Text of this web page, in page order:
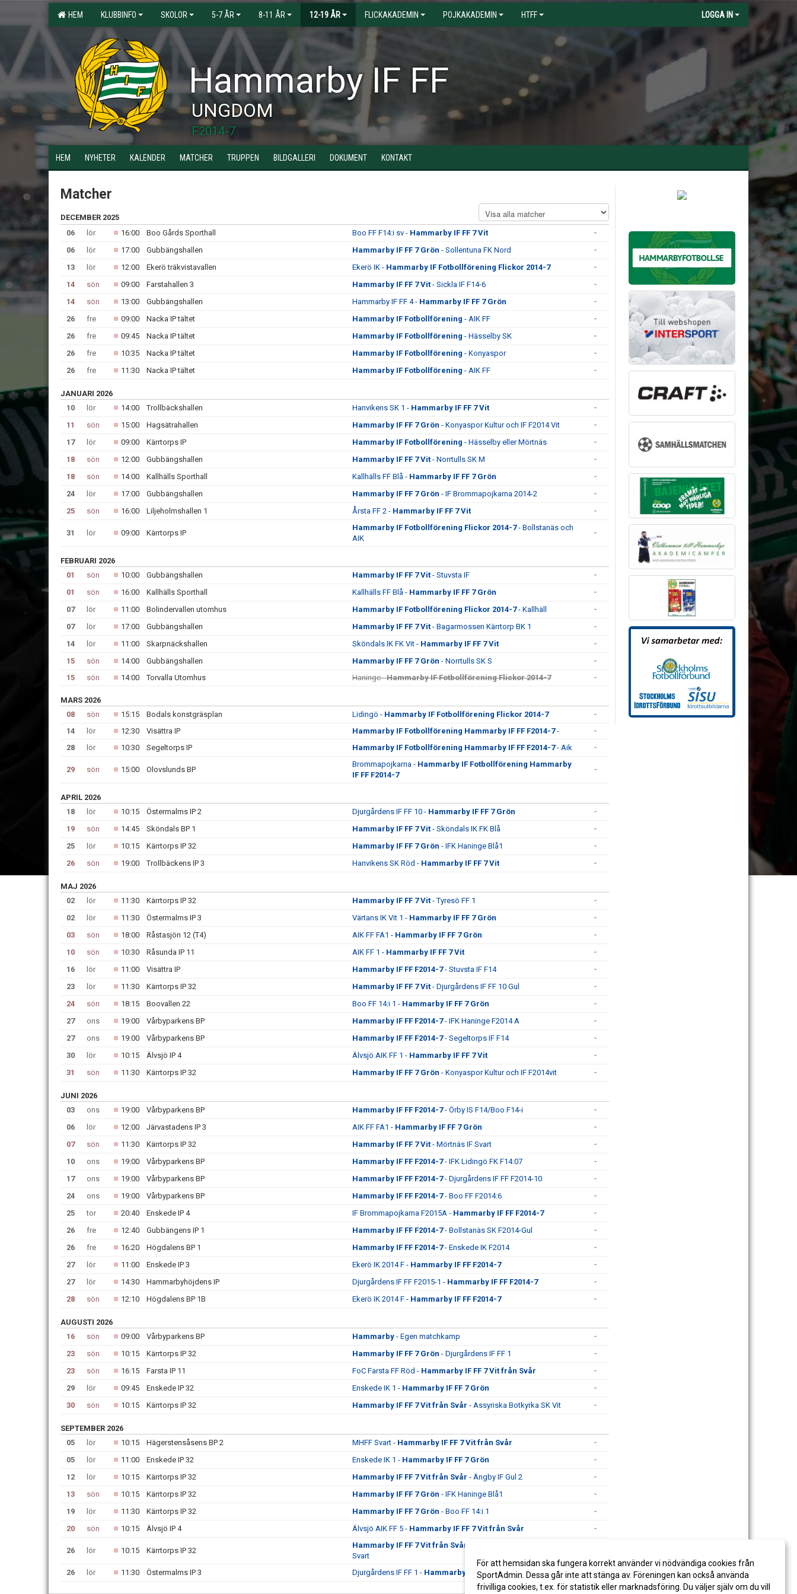
HEM KLUBBINFO SKOLOR 5-7 ÅR 8-11 ÅR 12-19 ÅR FLICKAKADEMIN POJKAKADEMIN HTFF LOGGA IN
Hammarby IF FF
UNGDOM
F2014-7
HEM NYHETER KALENDER MATCHER TRUPPEN BILDGALLERI DOKUMENT KONTAKT
Matcher
DECEMBER 2025
06
lör 16:00 Boo Gårds Sporthall Boo FF F14:i sv - Hammarby IF FF 7 Vit
-
06
lör 17:00 Gubbängshallen Hammarby IF FF 7 Grön - Sollentuna FK Nord
-
13
lör 12:00 Ekerö träkvistavallen Ekerö IK - Hammarby IF Fotbollförening Flickor 2014-7
-
14
sön 09:00 Farstahallen 3 Hammarby IF FF 7 Vit - Sickla IF F14-6
-
14
sön 13:00 Gubbängshallen Hammarby IF FF 4 - Hammarby IF FF 7 Grön
-
26
fre 09:00 Nacka IP tältet Hammarby IF Fotbollförening - AIK FF
-
26
fre 09:45 Nacka IP tältet Hammarby IF Fotbollförening - Hässelby SK
-
26
fre 10:35 Nacka IP tältet Hammarby IF Fotbollförening - Konyaspor
-
26
fre 11:30 Nacka IP tältet Hammarby IF Fotbollförening - AIK FF -
JANUARI 2026
10
lör 14:00Trollbäckshallen Hanvikens SK 1 - Hammarby IF FF 7 Vit
-
11
sön 15:00 Hagsätrahallen Hammarby IF FF 7 Grön - Konyaspor Kultur och IF F2014 Vit
-
17
lör 09:00 Kärrtorps IP Hammarby IF Fotbollförening - Hässelby eller Mörtnäs
-
18
sön 12:00 Gubbängshallen Hammarby IF FF 7 Vit - Norrtulls SK M
-
18
sön 14:00 Kallhälls Sporthall Kallhälls FF Blå - Hammarby IF FF 7 Grön
-
24
lör 17:00 Gubbängshallen Hammarby IF FF 7 Grön - IF Brommapojkarna 2014-2
-
25
sön 16:00 Liljeholmshallen 1 Årsta FF 2 - Hammarby IF FF 7 Vit -
31 lör 09:00 Kärrtorps IP
Hammarby IF Fotbollförening Flickor 2014-7- Bollstanäs och
AIK
-
FEBRUARI 2026
01
sön 10:00 Gubbängshallen Hammarby IF FF 7 Vit - Stuvsta IF
-
01
sön 16:00 Kallhälls Sporthall Kallhälls FF Blå - Hammarby IF FF 7 Grön
-
07
lör 11:00 Bolindervallen utomhus Hammarby IF Fotbollförening Flickor 2014-7- Kallhäll
-
07
lör 17:00 Gubbängshallen Hammarby IF FF 7 Vit - Bagarmossen Kärrtorp BK 1
-
14
lör 11:00 Skarpnäckshallen Sköndals IK FK Vit - Hammarby IF FF 7 Vit
-
15
sön 14:00 Gubbängshallen Hammarby IF FF 7 Grön - Norrtulls SK S
-
15
sön 14:00Torvalla Utomhus Haninge -Hammarby IF Fotbollförening Flickor 2014-7 -
MARS 2026
08
sön 15:15 Bodals konstgräsplan Lidingö - Hammarby IF Fotbollförening Flickor 2014-7
-
14
lör 12:30 Visättra IP Hammarby IF Fotbollförening Hammarby IF FF F2014-7-
-
28
lör 10:30 Segeltorps IP Hammarby IF Fotbollförening Hammarby IF FF F2014-7- Aik -
29 sön 15:00 Olovslunds BP
Brommapojkarna - Hammarby IF Fotbollförening Hammarby
IF FF F2014-7
-
APRIL 2026
18
lör 10:15 Östermalms IP 2 Djurgårdens IF FF 10 - Hammarby IF FF 7 Grön
-
19
sön 14:45 Sköndals BP 1 Hammarby IF FF 7 Vit - Sköndals IK FK Blå
-
25
lör 10:15 Kärrtorps IP 32 Hammarby IF FF 7 Grön - IFK Haninge Blå1
-
26
sön 19:00Trollbäckens IP 3 Hanvikens SK Röd - Hammarby IF FF 7 Vit -
MAJ 2026
02
lör 11:30 Kärrtorps IP 32 Hammarby IF FF 7 Vit - Tyresö FF 1
-
02
lör 11:30 Östermalms IP 3 Värtans IK Vit 1 - Hammarby IF FF 7 Grön
-
03
sön 18:00 Råstasjön 12 (T4) AIK FF FA1 - Hammarby IF FF 7 Grön
-
10
sön 10:30 Råsunda IP 11 AIK FF 1 - Hammarby IF FF 7 Vit
-
16
lör 11:00 Visättra IP Hammarby IF FF F2014-7- Stuvsta IF F14
-
23
lör 11:30 Kärrtorps IP 32 Hammarby IF FF 7 Vit - Djurgårdens IF FF 10 Gul
-
24
sön 18:15 Boovallen 22 Boo FF 14:i 1 - Hammarby IF FF 7 Grön
-
27
ons 19:00 Vårbyparkens BP Hammarby IF FF F2014-7- IFK Haninge F2014 A
-
27
ons 19:00 Vårbyparkens BP Hammarby IF FF F2014-7- Segeltorps IF F14
-
30
lör 10:15 Älvsjö IP 4 Älvsjö AIK FF 1 - Hammarby IF FF 7 Vit
-
31
sön 11:30 Kärrtorps IP 32 Hammarby IF FF 7 Grön - Konyaspor Kultur och IF F2014vit -
JUNI 2026
03
ons 19:00 Vårbyparkens BP Hammarby IF FF F2014-7- Örby IS F14/Boo F14-i
-
06
lör 12:00 Järvastadens IP 3 AIK FF FA1 - Hammarby IF FF 7 Grön
-
07
sön 11:30 Kärrtorps IP 32 Hammarby IF FF 7 Vit - Mörtnäs IF Svart
-
10
ons 19:00 Vårbyparkens BP Hammarby IF FF F2014-7- IFK Lidingö FK F14:07
-
17
ons 19:00 Vårbyparkens BP Hammarby IF FF F2014-7- Djurgårdens IF FF F2014-10
-
24
ons 19:00 Vårbyparkens BP Hammarby IF FF F2014-7- Boo FF F2014:6
-
25
tor 20:40 Enskede IP 4 IF Brommapojkarna F2015A - Hammarby IF FF F2014-7
-
26
fre 12:40 Gubbängens IP 1 Hammarby IF FF F2014-7- Bollstanäs SK F2014-Gul
-
26
fre 16:20 Högdalens BP 1 Hammarby IF FF F2014-7- Enskede IK F2014
-
27
lör 11:00 Enskede IP 3 Ekerö IK 2014 F - Hammarby IF FF F2014-7
-
27
lör 14:30 Hammarbyhöjdens IP Djurgårdens IF FF F2015-1 - Hammarby IF FF F2014-7
-
28
sön 12:10 Högdalens BP 1B Ekerö IK 2014 F - Hammarby IF FF F2014-7 -
AUGUSTI 2026
16
sön 09:00 Vårbyparkens BP Hammarby - Egen matchkamp
-
23
sön 10:15 Kärrtorps IP 32 Hammarby IF FF 7 Grön - Djurgårdens IF FF 1
-
23
sön 16:15 Farsta IP 11 FoC Farsta FF Röd - Hammarby IF FF 7 Vit från Svår
-
29
lör 09:45 Enskede IP 32 Enskede IK 1 - Hammarby IF FF 7 Grön
-
30
sön 10:15 Kärrtorps IP 32 Hammarby IF FF 7 Vit från Svår - Assyriska Botkyrka SK Vit -
SEPTEMBER 2026
05
lör 10:15 Hägerstensåsens BP 2 MHFF Svart - Hammarby IF FF 7 Vit från Svår
-
05
lör 11:00 Enskede IP 32 Enskede IK 1 - Hammarby IF FF 7 Grön
-
12
lör 10:15 Kärrtorps IP 32 Hammarby IF FF 7 Vit från Svår - Ängby IF Gul 2
-
13
sön 10:15 Kärrtorps IP 32 Hammarby IF FF 7 Grön - IFK Haninge Blå1
-
19
lör 11:30 Kärrtorps IP 32 Hammarby IF FF 7 Grön - Boo FF 14:i 1
-
20
sön 10:15 Älvsjö IP 4 Älvsjö AIK FF 5 - Hammarby IF FF 7 Vit från Svår -
26 lör 10:15 Kärrtorps IP 32
Hammarby IF FF 7 Vit från Svår
Svart
26 lör 11:30 Östermalms IP 3 Djurgårdens IF FF 1 - Hammarby IF FF 7 Grön -
För att hemsidan ska fungera korrekt använder vi nödvändiga cookies från
SportAdmin. Dessa går inte att stänga av. Föreningen kan också använda
frivilliga cookies, t.ex. för statistik eller marknadsföring. Du väljer själv om du vill